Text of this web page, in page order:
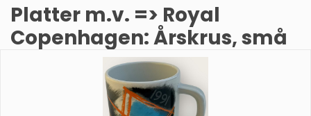
Platter m.v. => Royal
Copenhagen: Årskrus, små